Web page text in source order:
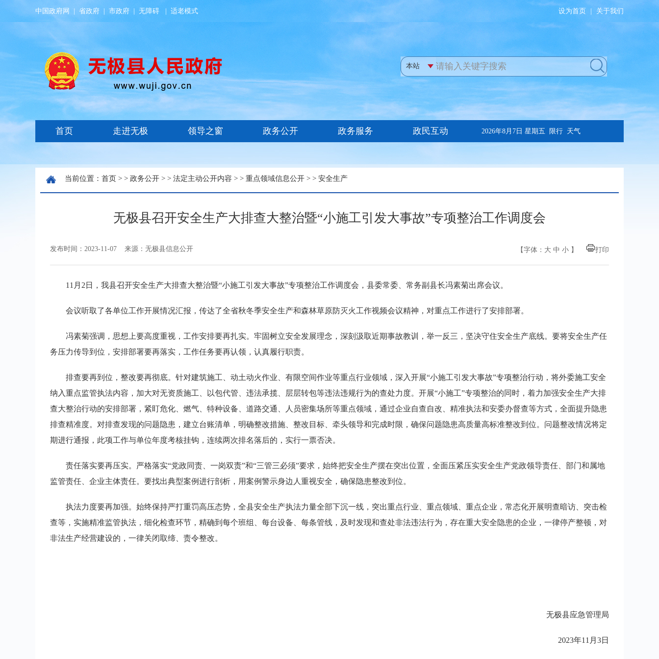
中国政府网 省政府 市政府 无障碍 适老模式 设为首页 关于我们
当前位置： 首页 > > 政务公开 > > 法定主动公开内容 > > 重点领域信息公开 > > 安全生产
无极县召开安全生产大排查大整治暨“小施工引发大事故”专项整治工作调度会
发布时间：2023-11-07 来源：无极县信息公开 【字体： 大 中 小 】 打印
11月2日，我县召开安全生产大排查大整治暨“小施工引发大事故”专项整治工作调度会，县委常委、常务副县长冯素菊出席会议。
会议听取了各单位工作开展情况汇报，传达了全省秋冬季安全生产和森林草原防灭火工作视频会议精神，对重点工作进行了安排部署。
冯素菊强调，思想上要高度重视，工作安排要再扎实。牢固树立安全发展理念，深刻汲取近期事故教训，举一反三，坚决守住安全生产底线。要将安全生产任
务压力传导到位，安排部署要再落实，工作任务要再认领，认真履行职责。
排查要再到位，整改要再彻底。针对建筑施工、动土动火作业、有限空间作业等重点行业领域，深入开展“小施工引发大事故”专项整治行动，将外委施工安全
纳入重点监管执法内容，加大对无资质施工、以包代管、违法承揽、层层转包等违法违规行为的查处力度。开展“小施工”专项整治的同时，着力加强安全生产大排
查大整治行动的安排部署，紧盯危化、燃气、特种设备、道路交通、人员密集场所等重点领域，通过企业自查自改、精准执法和安委办督查等方式，全面提升隐患
排查精准度。对排查发现的问题隐患，建立台账清单，明确整改措施、整改目标、牵头领导和完成时限，确保问题隐患高质量高标准整改到位。问题整改情况将定
期进行通报，此项工作与单位年度考核挂钩，连续两次排名落后的，实行一票否决。
责任落实要再压实。严格落实“党政同责、一岗双责”和“三管三必须”要求，始终把安全生产摆在突出位置，全面压紧压实安全生产党政领导责任、部门和属地
监管责任、企业主体责任。要找出典型案例进行剖析，用案例警示身边人重视安全，确保隐患整改到位。
执法力度要再加强。始终保持严打重罚高压态势，全县安全生产执法力量全部下沉一线，突出重点行业、重点领域、重点企业，常态化开展明查暗访、突击检
查等，实施精准监管执法，细化检查环节，精确到每个班组、每台设备、每条管线，及时发现和查处非法违法行为，存在重大安全隐患的企业，一律停产整顿，对
非法生产经营建设的，一律关闭取缔、责令整改。
无极县应急管理局
2023年11月3日